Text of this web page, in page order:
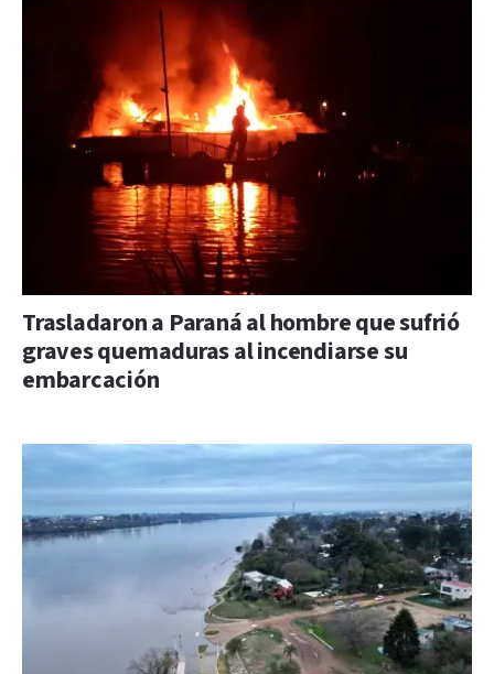
Trasladaron a Paraná al hombre que sufrió
graves quemaduras al incendiarse su
embarcación